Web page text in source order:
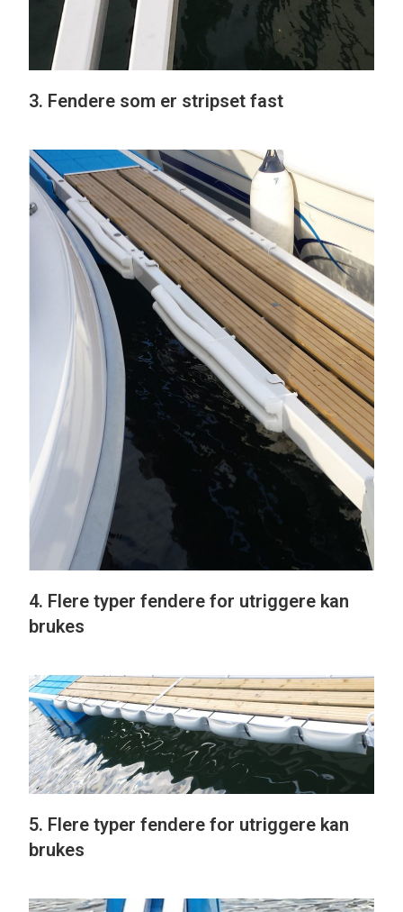
3. Fendere som er stripset fast
4. Flere typer fendere for utriggere kan
brukes
5. Flere typer fendere for utriggere kan
brukes